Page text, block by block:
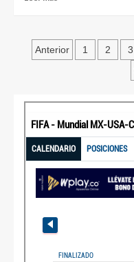
Anterior 1 2 3